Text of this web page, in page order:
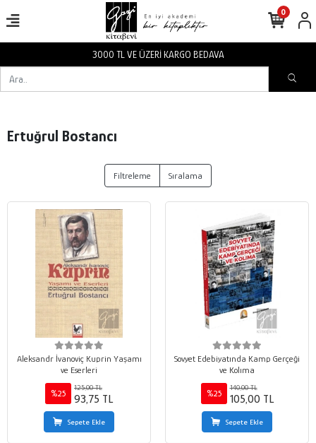
3000 TL VE ÜZERİ KARGO BEDAVA
0
Ertuğrul Bostancı
Filtreleme Sıralama
Aleksandr İvanoviç Kuprin Yaşamı
ve Eserleri
%25
125,00 TL
93,75 TL
Sepete Ekle
Sovyet Edebiyatında Kamp Gerçeği
ve Kolıma
%25
140,00 TL
105,00 TL
Sepete Ekle